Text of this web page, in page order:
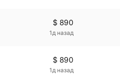
$ 890
1д назад
$ 890
1д назад